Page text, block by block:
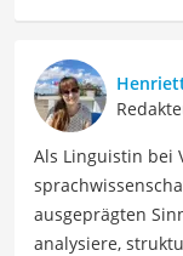
Als Linguistin bei
ausgeprägten
analysiere,